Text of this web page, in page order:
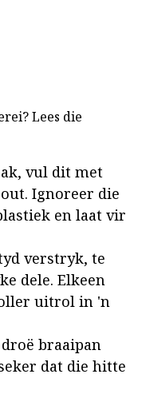
Lees die
vul dit met
Ignoreer die
en laat vir
verstryk, te
dele. Elkeen
uitrol in 'n
braaipan
dat die hitte